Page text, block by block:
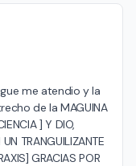
me atendio y la
de la MAGUINA
] Y DIO,
TRANGUILIZANTE
GRACIAS POR